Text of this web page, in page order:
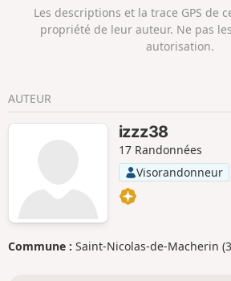
Les descriptions et la trace GPS de
propriété de leur auteur. Ne pas
autorisation.
AUTEUR
izzz38
17 Randonnées
Visorandonneur
Commune : Saint-Nicolas-de-Macherin